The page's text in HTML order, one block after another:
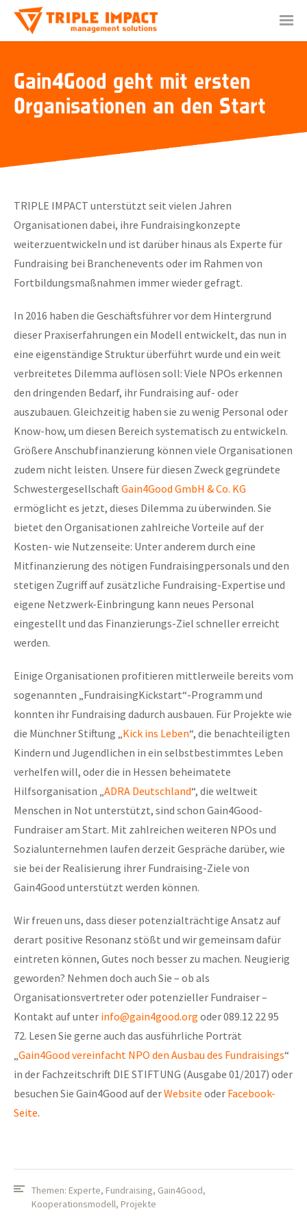
Gain4Good geht mit ersten
Organisationen an den Start
TRIPLE IMPACT unterstützt seit vielen Jahren
Organisationen dabei, ihre Fundraisingkonzepte
weiterzuentwickeln und ist darüber hinaus als Experte für
Fundraising bei Branchenevents oder im Rahmen von
Fortbildungsmaßnahmen immer wieder gefragt.
In 2016 haben die Geschäftsführer vor dem Hintergrund
dieser Praxiserfahrungen ein Modell entwickelt, das nun in
eine eigenständige Struktur überführt wurde und ein weit
verbreitetes Dilemma auflösen soll: Viele NPOs erkennen
den dringenden Bedarf, ihr Fundraising auf- oder
auszubauen. Gleichzeitig haben sie zu wenig Personal oder
Know-how, um diesen Bereich systematisch zu entwickeln.
Größere Anschubfinanzierung können viele Organisationen
zudem nicht leisten. Unsere für diesen Zweck gegründete
SchwestergesellschaftGain4Good GmbH & Co. KG
ermöglicht es jetzt, dieses Dilemma zu überwinden. Sie
bietet den Organisationen zahlreiche Vorteile auf der
Kosten- wie Nutzenseite: Unter anderem durch eine
Mitfinanzierung des nötigen Fundraisingpersonals und den
stetigen Zugriff auf zusätzliche Fundraising-Expertise und
eigene Netzwerk-Einbringung kann neues Personal
eingestellt und das Finanzierungs-Ziel schneller erreicht
werden.
Einige Organisationen profitieren mittlerweile bereits vom
sogenannten „FundraisingKickstart“-Programm und
konnten ihr Fundraising dadurch ausbauen. Für Projekte wie
die Münchner Stiftung „Kick ins Leben“, die benachteiligten
Kindern und Jugendlichen in ein selbstbestimmtes Leben
verhelfen will, oder die in Hessen beheimatete
Hilfsorganisation „ADRA Deutschland“, die weltweit
Menschen in Not unterstützt, sind schon Gain4Good-
Fundraiser am Start. Mit zahlreichen weiteren NPOs und
Sozialunternehmen laufen derzeit Gespräche darüber, wie
sie bei der Realisierung ihrer Fundraising-Ziele von
Gain4Good unterstützt werden können.
Wir freuen uns, dass dieser potenzialträchtige Ansatz auf
derart positive Resonanz stößt und wir gemeinsam dafür
eintreten können, Gutes noch besser zu machen. Neugierig
geworden? Nehmen doch auch Sie – ob als
Organisationsvertreter oder potenzieller Fundraiser –
Kontakt auf unter info@gain4good.org oder 089.12 22 95
72. Lesen Sie gerne auch das ausführliche Porträt
„Gain4Good vereinfacht NPO den Ausbau des Fundraisings“
in der Fachzeitschrift DIE STIFTUNG (Ausgabe 01/2017) oder
besuchen Sie Gain4Good auf derWebsite oder Facebook-
Seite.
Themen: Experte, Fundraising, Gain4Good,
Kooperationsmodell, Projekte
Aktuelles
Über uns
Leistungen
Referenzen
Datenschutzerklärung